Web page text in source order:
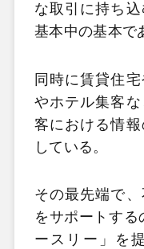
な取引に持ち
基本中の基本で
同時に賃貸住
やホテル集客
客における情
している。
その最先端で
をサポートする
ースリー」を